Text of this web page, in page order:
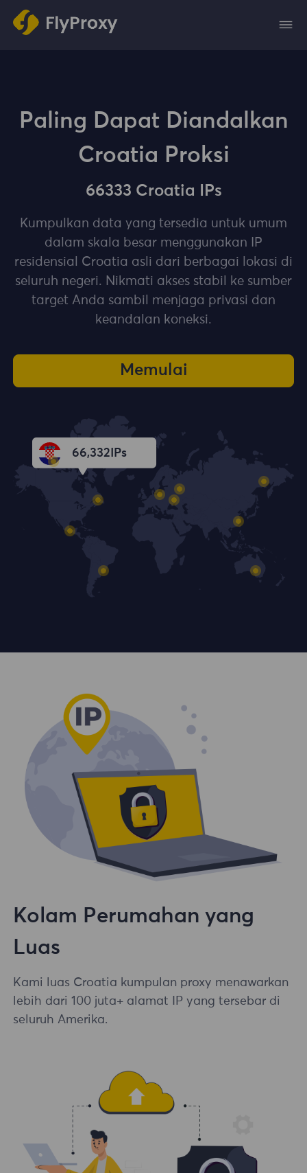
Paling Dapat Diandalkan
Croatia Proksi
66333 Croatia IPs
Kumpulkan data yang tersedia untuk umum
dalam skala besar menggunakan IP
residensial Croatia asli dari berbagai lokasi di
seluruh negeri. Nikmati akses stabil ke sumber
target Anda sambil menjaga privasi dan
keandalan koneksi.
Memulai
66,333 IPs
Kolam Perumahan yang
Luas
Kami luas Croatia kumpulan proxy menawarkan
lebih dari 100 juta+ alamat IP yang tersebar di
seluruh Amerika.